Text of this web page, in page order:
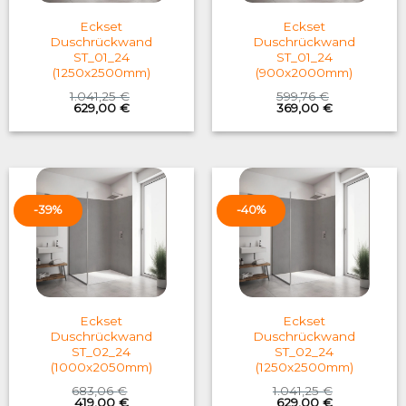
Eckset
Duschrückwand
ST_01_24
(1250x2500mm)
1.041,25€
Original
price
was:
629,00 €Current
is:
Eckset
Duschrückwand
ST_01_24
(900x2000mm)
599,76€
Original
price
was:
369,00 €Current
is:
-39%
Eckset
Duschrückwand
ST_02_24
(1000x2050mm)
683,06€
Original
419,00 €Current
-40%
Eckset
Duschrückwand
ST_02_24
(1250x2500mm)
1.041,25€
Original
629,00 €Current